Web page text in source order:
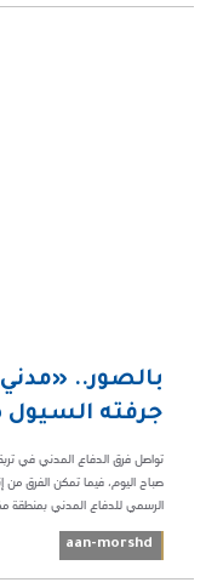
بالصور..
جرفته السيول
تواصل فرق الدفاع المدني في
الرسمي للدفاع المدني بمنطقة
aan-morshd